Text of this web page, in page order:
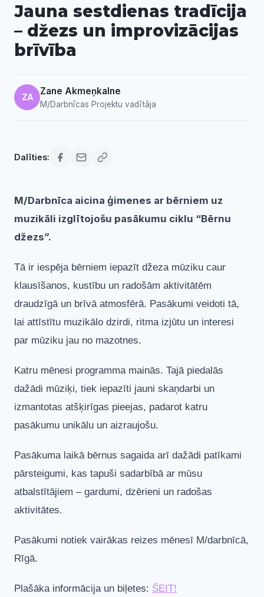
Jauna sestdienas tradīcija
– džezs un improvizācijas
brīvība
ZA
Zane Akmeņkalne
M/Darbnīcas Projektu vadītāja
Dalīties:
M/Darbnīca aicina ģimenes ar bērniem uz
muzikāli izglītojošu pasākumu ciklu “Bērnu
džezs”.
Tā ir iespēja bērniem iepazīt džeza mūziku caur
klausīšanos, kustību un radošām aktivitātēm
draudzīgā un brīvā atmosfērā. Pasākumi veidoti tā,
lai attīstītu muzikālo dzirdi, ritma izjūtu un interesi
par mūziku jau no mazotnes.
Katru mēnesi programma mainās. Tajā piedalās
dažādi mūziķi, tiek iepazīti jauni skaņdarbi un
izmantotas atšķirīgas pieejas, padarot katru
pasākumu unikālu un aizraujošu.
Pasākuma laikā bērnus sagaida arī dažādi patīkami
pārsteigumi, kas tapuši sadarbībā ar mūsu
atbalstītājiem – gardumi, dzērieni un radošas
aktivitātes.
Pasākumi notiek vairākas reizes mēnesī M/darbnīcā,
Rīgā.
Plašāka informācija un biļetes: ŠEIT!